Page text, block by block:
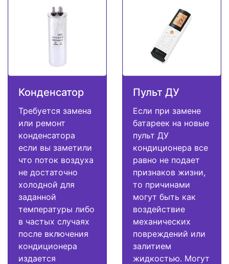
Конденсатор
Требуется замена
или ремонт
конденсатора
если вы заметили
что поток воздуха
не достаточно
холодной для
заданной
температуры либо
в частых случаях
после включения
кондиционера
издается
Пульт ДУ
Если при замене
батареек на новые
пульт ДУ
кондиционера все
равно не подает
признаков жизни,
то причинами
могут быть как
воздействие
механических
повреждений или
залитием
жидкостью. Могут